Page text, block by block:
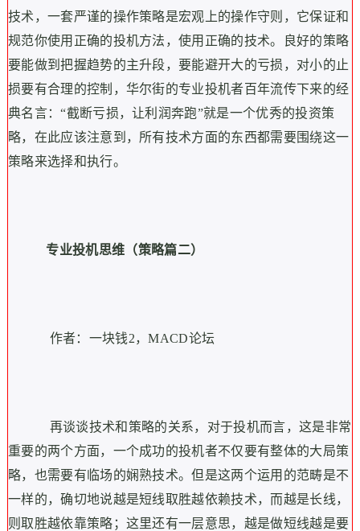
技术，一套严谨的操作策略是宏观上的操作守则，它保证和
规范你使用正确的投机方法，使用正确的技术。良好的策略
要能做到把握趋势的主升段，要能避开大的亏损，对小的止
损要有合理的控制，华尔街的专业投机者百年流传下来的经
典名言：“截断亏损，让利润奔跑”就是一个优秀的投资策
略，在此应该注意到，所有技术方面的东西都需要围绕这一
策略来选择和执行。
专业投机思维（策略篇二）
作者：一块钱2，MACD论坛
再谈谈技术和策略的关系， 对于投机而言，这是非常
重要的两个方面， 一个成功的投机者不仅要有整体的大局策
略，也需要有临场的娴熟技术。但是这两个运用的范畴是不
一样的，确切地说越是短线取胜越依赖技术，而越是长线，
则取胜越依靠策略；这里还有一层意思，越是做短线越是要